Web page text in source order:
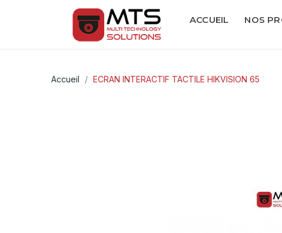
ACCUEIL NOS
Accueil ECRAN INTERACTIF TACTILE HIKVISION 65